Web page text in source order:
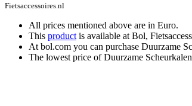
Fietsaccessoires.nl
All prices mentioned above are in Euro.
This product is available at Bol,
At bol.com you can purchase Duurzame
The lowest price of Duurzame